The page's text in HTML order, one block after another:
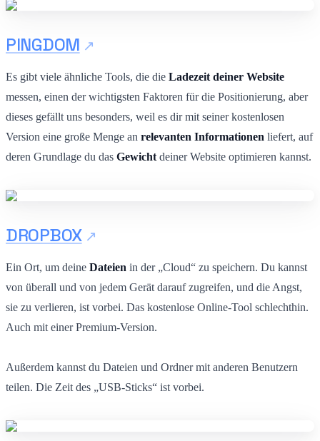
PINGDOM
Es gibt viele ähnliche Tools, die die Ladezeit deiner Website
messen, einen der wichtigsten Faktoren für die Positionierung, aber
dieses gefällt uns besonders, weil es dir mit seiner kostenlosen
Version eine große Menge an relevanten Informationen liefert, auf
deren Grundlage du das Gewicht deiner Website optimieren kannst.
DROPBOX
Ein Ort, um deine Dateien in der „Cloud“ zu speichern. Du kannst
von überall und von jedem Gerät darauf zugreifen, und die Angst,
sie zu verlieren, ist vorbei. Das kostenlose Online-Tool schlechthin.
Auch mit einer Premium-Version.
Außerdem kannst du Dateien und Ordner mit anderen Benutzern
teilen. Die Zeit des „USB-Sticks“ ist vorbei.